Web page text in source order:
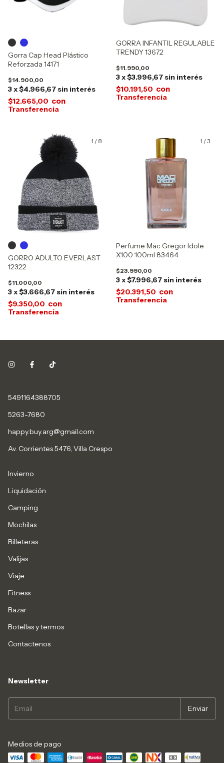
Gorra Cap Head Plástico
Reforzada 14171
$14.900,00
3x$4.966,67 sin interés
$12.665,00 con
GORRA INFANTIL REGULABLE
TRENDY 13672
$11.990,00
3x$3.996,67 sin interés
$10.191,50 con
1 / 8
GORRO ADULTO EVERLAST
12322
$11.000,00
3x$3.666,67 sin interés
$9.350,00 con
1 /3
Perfume Mac Gregor Idole
X100 100ml 83464
$23.990,00
3x$7.996,67 sin interés
$20.391,50 con
5491164388705
5263-7680
happy.buy.arg@gmail.com
Av. Corrientes 5476, Villa Crespo
Invierno
Liquidación
Camping
Mochilas
Billeteras
Valijas
Viaje
Fitness
Bazar
Botellas y termos
Contactenos
Newsletter
Medios de pago